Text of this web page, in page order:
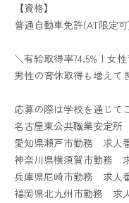
【資格】
普通自動車免許(AT限定
＼有給取得率74.5%！女
男性の育休取得も増え
応募の際は学校を通じて
名古屋東公共職業安定所
愛知県瀬戸市勤務 求人
神奈川県横須賀市勤務
兵庫県尼崎市勤務 求人
福岡県北九州市勤務 求